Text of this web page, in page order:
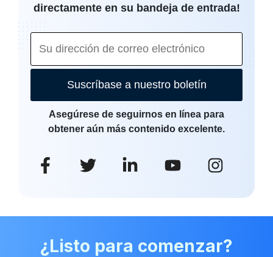
directamente en su bandeja de entrada!
Suscríbase a nuestro boletín
Asegúrese de seguirnos en línea para
obtener aún más contenido excelente.
¿Listo para comenzar?